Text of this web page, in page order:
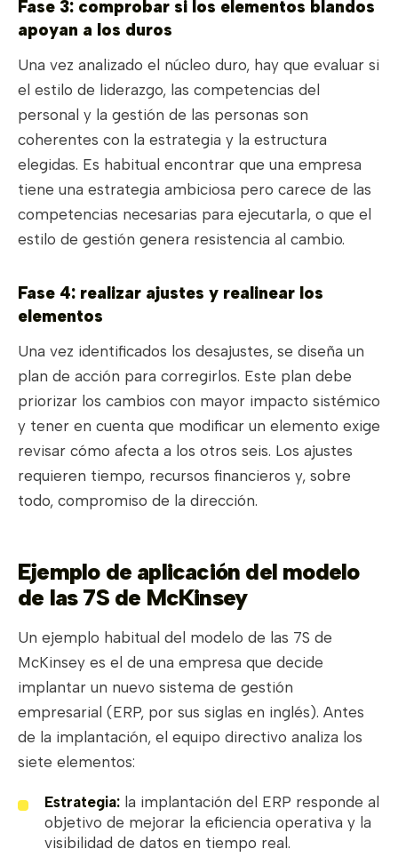
Fase 3: comprobar si los elementos blandos
apoyan a los duros
Una vez analizado el núcleo duro, hay que evaluar si
el estilo de liderazgo, las competencias del
personal y la gestión de las personas son
coherentes con la estrategia y la estructura
elegidas. Es habitual encontrar que una empresa
tiene una estrategia ambiciosa pero carece de las
competencias necesarias para ejecutarla, o que el
estilo de gestión genera resistencia al cambio.
Fase 4: realizar ajustes y realinear los
elementos
Una vez identificados los desajustes, se diseña un
plan de acción para corregirlos. Este plan debe
priorizar los cambios con mayor impacto sistémico
y tener en cuenta que modificar un elemento exige
revisar cómo afecta a los otros seis. Los ajustes
requieren tiempo, recursos financieros y, sobre
todo, compromiso de la dirección.
Ejemplo de aplicación del modelo
de las 7S de McKinsey
Un ejemplo habitual del modelo de las 7S de
McKinsey es el de una empresa que decide
implantar un nuevo sistema de gestión
empresarial (ERP, por sus siglas en inglés). Antes
de la implantación, el equipo directivo analiza los
siete elementos:
Estrategia: la implantación del ERP responde al
objetivo de mejorar la eficiencia operativa y la
visibilidad de datos en tiempo real.